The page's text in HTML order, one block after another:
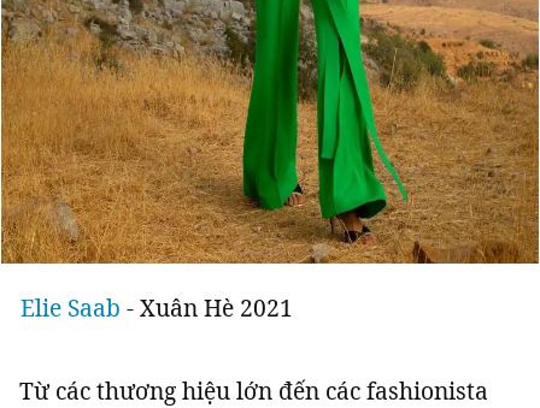
Elie Saab - Xuân Hè 2021
Từ các thương hiệu lớn đến các fashionista